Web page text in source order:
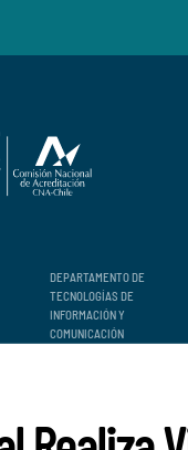
DEPARTAMENTO DE
TECNOLOGÍAS DE
INFORMACIÓN Y
COMUNICACIÓN